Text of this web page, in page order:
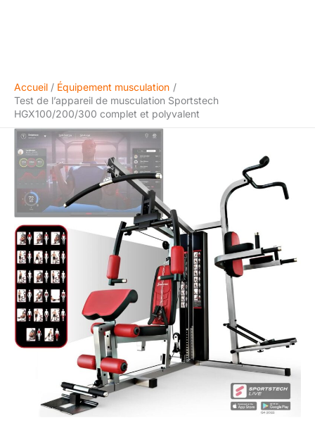
Accueil
Équipement musculation
Test de l’appareil de musculation Sportstech
HGX100/200/300 complet et polyvalent